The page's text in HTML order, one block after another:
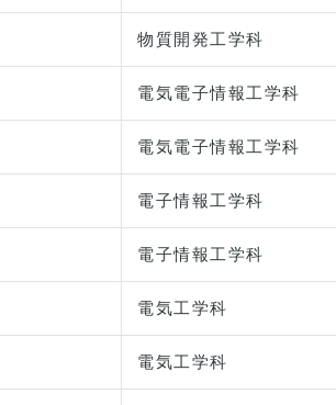
物質開発工学科
電気電子情報工学科
電気電子情報工学科
電子情報工学科
電子情報工学科
電気工学科
電気工学科